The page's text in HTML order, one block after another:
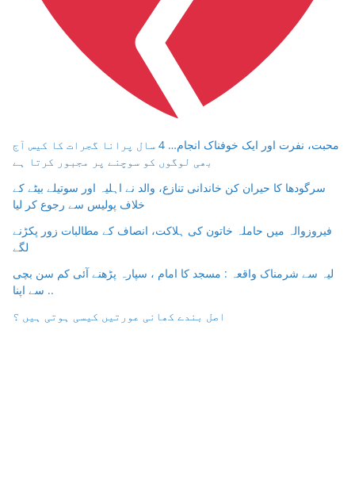
محبت، نفرت اور ایک خوفناک انجام… 4 سال پرانا گجرات کا کیس آج
بھی لوگوں کو سوچنے پر مجبور کرتا ہے
سرگودھا کا حیران کن خاندانی تنازع، والد نے اہلیہ اور سوتیلے بیٹے کے
خلاف پولیس سے رجوع کر لیا
فیروزوالہ میں حاملہ خاتون کی ہلاکت، انصاف کے مطالبات زور پکڑنے
لگے
لیہ سے شرمناک واقعہ : مسجد کا امام ، سپارہ پڑھنے آئی کم سن بچی
سے اپنا ..
اصل بندے کھانی عورتیں کیسی ہوتی ہیں ؟